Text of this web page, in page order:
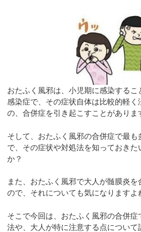
おたふく風邪は、小児期に感染する
感染症で、その症状自体は比較的軽く
の、合併症を引き起こすことがありま
そして、おたふく風邪の合併症で最
で、その症状や対処法を知っておきた
か？
また、おたふく風邪で大人が髄膜炎
ので、それについても気になりますよ
そこで今回は、おたふく風邪の合併
法や、大人が特に注意する点について